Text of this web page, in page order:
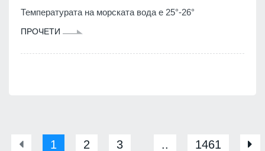
Температурата на морската вода е 25°-26°
ПРОЧЕТИ
1 2 3 .. 1461